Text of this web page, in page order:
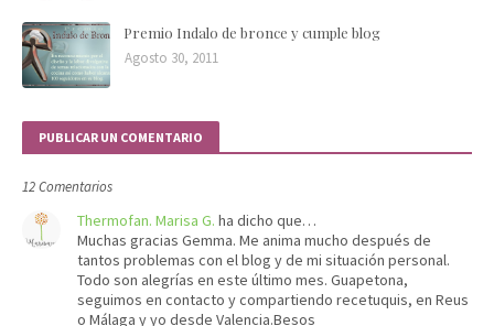
Premio Indalo de bronce y cumple blog
Agosto 30, 2011
PUBLICAR UN COMENTARIO
12 Comentarios
Thermofan. Marisa G. ha dicho que…
Muchas gracias Gemma. Me anima mucho después de
tantos problemas con el blog y de mi situación personal.
Todo son alegrías en este último mes. Guapetona,
seguimos en contacto y compartiendo recetuquis, en Reus
o Málaga y yo desde Valencia.Besos